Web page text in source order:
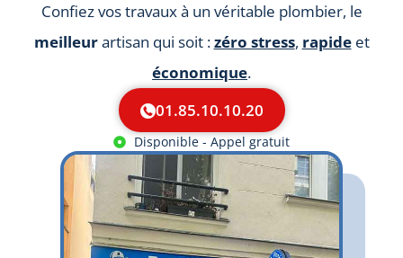
Confiez vos travaux à un véritable plombier, le
meilleurartisan qui soit :zéro stress, rapideet
économique.
01.85.10.10.20
Disponible - Appel gratuit